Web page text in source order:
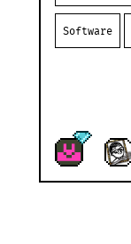
Software